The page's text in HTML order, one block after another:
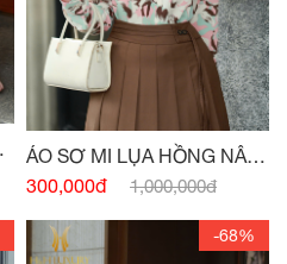
ÁO SƠ MI LỤA HỒNG NÂU
TÂY CỔ ĐỨC
300,000đ 1,000,000đ
-68%